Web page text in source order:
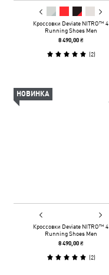
Кроссовки Deviate NITRO™ 4
Running Shoes Men
8 490,00 ₴
(2)
НОВИНКА
Кроссовки Deviate NITRO™ 4
Running Shoes Men
8 490,00 ₴
(2)